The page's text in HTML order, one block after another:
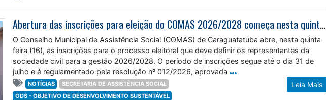
Abertura das inscrições para eleição do COMAS 2026/2028 começa nesta quinta-feira (16)
O Conselho Municipal de Assistência Social (COMAS) de Caraguatatuba abre, nesta quinta-
feira (16), as inscrições para o processo eleitoral que deve definir os representantes da
sociedade civil para a gestão 2026/2028. O período de inscrições segue até o dia 31 de
julho e é regulamentado pela resolução nº 012/2026, aprovada
Leia Mais
NOTÍCIAS
SECRETARIA DE ASSISTÊNCIA SOCIAL
ODS - OBJETIVO DE DESENVOLVIMENTO SUSTENTÁVEL